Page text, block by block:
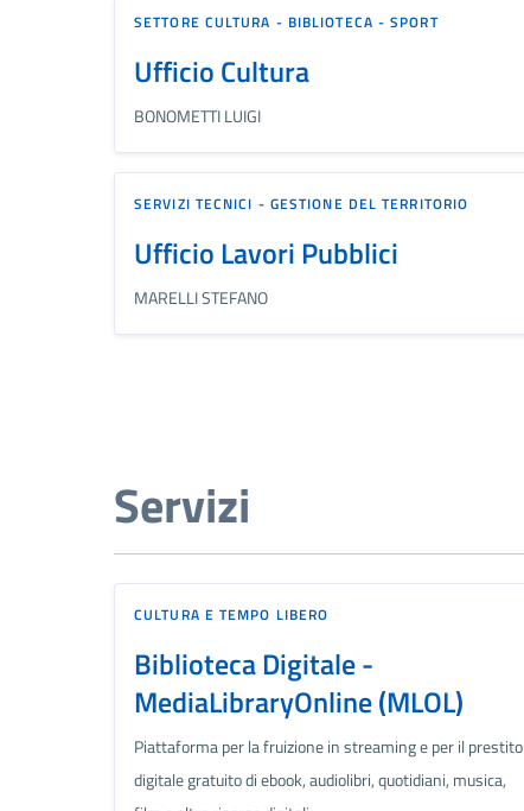
SETTORE CULTURA - BIBLIOTECA - SPORT
Ufficio Cultura
BONOMETTI LUIGI
SERVIZI TECNICI - GESTIONE DEL TERRITORIO
Ufficio Lavori Pubblici
MARELLI STEFANO
Servizi
CULTURA E TEMPO LIBERO
Biblioteca Digitale -
MediaLibraryOnline (MLOL)
Piattaforma per la fruizione in streaming e per il prestito
digitale gratuito di ebook, audiolibri, quotidiani, musica,